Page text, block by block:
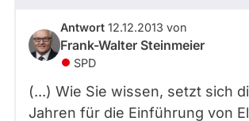
Antwort 12.12.2013 von
Frank-Walter Steinmeier
SPD
(...) Wie Sie wissen, setzt sich
Jahren für die Einführung von